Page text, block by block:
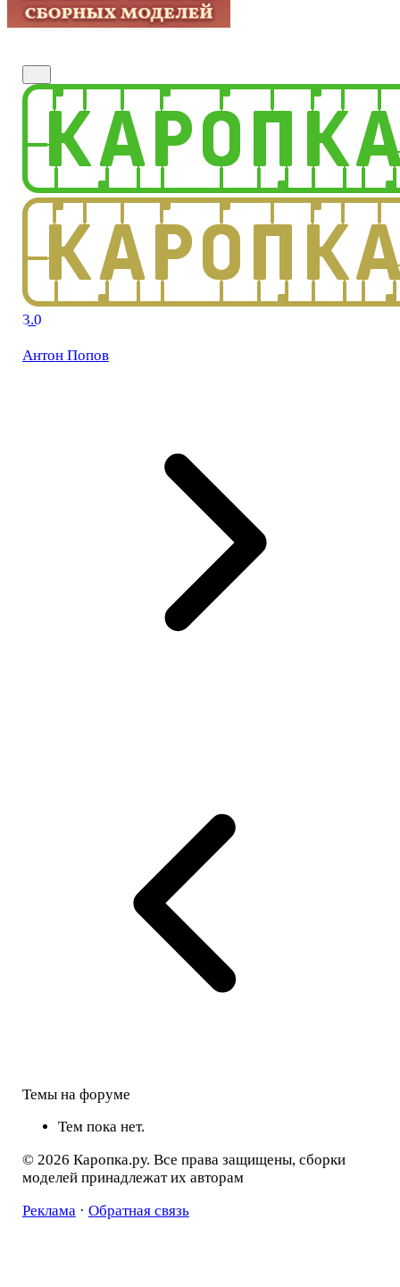
3.0
Антон Попов
Темы на форуме
Тем пока нет.
© 2026 Каропка.ру. Все права защищены, сборки
моделей принадлежат их авторам
Реклама· Обратная связь